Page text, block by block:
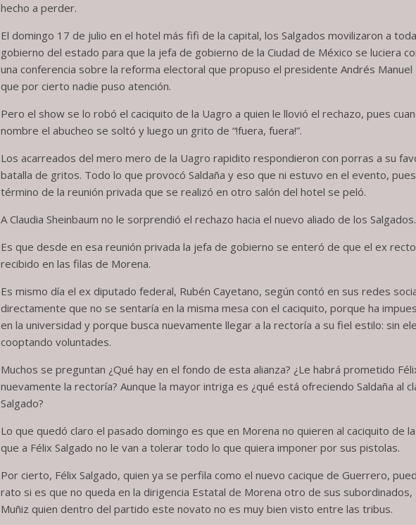
hecho a perder.
El domingo 17 de julio en el hotel más fifi de la capital, los Salgados movilizaron a
gobierno del estado para que la jefa de gobierno de la Ciudad de México se luciera
una conferencia sobre la reforma electoral que propuso el presidente Andrés
que por cierto nadie puso atención.
Pero el show se lo robó el caciquito de la Uagro a quien le llovió el rechazo, pues
nombre el abucheo se soltó y luego un grito de “!fuera, fuera!”.
Los acarreados del mero mero de la Uagro rapidito respondieron con porras a su
batalla de gritos. Todo lo que provocó Saldaña y eso que ni estuvo en el evento,
término de la reunión privada que se realizó en otro salón del hotel se peló.
A Claudia Sheinbaum no le sorprendió el rechazo hacia el nuevo aliado de los Salgados.
Es que desde en esa reunión privada la jefa de gobierno se enteró de que el ex
recibido en las filas de Morena.
Es mismo día el ex diputado federal, Rubén Cayetano, según contó en sus redes
directamente que no se sentaría en la misma mesa con el caciquito, porque ha
en la universidad y porque busca nuevamente llegar a la rectoría a su fiel estilo: sin
cooptando voluntades.
Muchos se preguntan ¿Qué hay en el fondo de esta alianza? ¿Le habrá prometido
nuevamente la rectoría? Aunque la mayor intriga es ¿qué está ofreciendo Saldaña al
Salgado?
Lo que quedó claro el pasado domingo es que en Morena no quieren al caciquito de
que a Félix Salgado no le van a tolerar todo lo que quiera imponer por sus pistolas.
Por cierto, Félix Salgado, quien ya se perfila como el nuevo cacique de Guerrero,
rato si es que no queda en la dirigencia Estatal de Morena otro de sus subordinados,
Muñiz quien dentro del partido este novato no es muy bien visto entre las tribus.